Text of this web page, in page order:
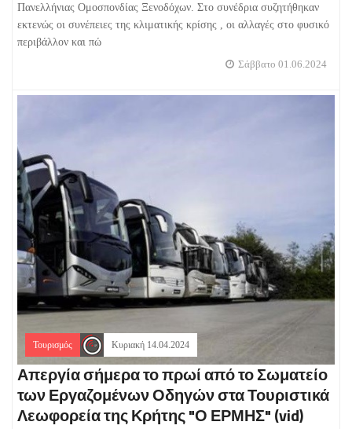
Πανελλήνιας Ομοσπονδίας Ξενοδόχων. Στο συνέδρια συζητήθηκαν
εκτενώς οι συνέπειες της κλιματικής κρίσης , οι αλλαγές στο φυσικό
περιβάλλον και πώ
Σάββατο 01.06.2024
Τουρισμός Κυριακή 14.04.2024
Απεργία σήμερα το πρωί από το Σωματείο
των Εργαζομένων Οδηγών στα Τουριστικά
Λεωφορεία της Κρήτης "Ο ΕΡΜΗΣ" (vid)